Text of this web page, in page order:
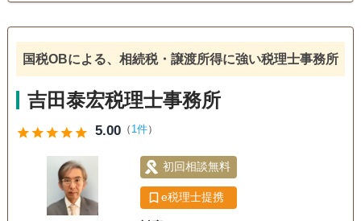
電話相談可 訪問可 女性スタッフ対応可 土日相談可
初回相談無料 18時以降相談可 オンライン面談可
事務所面談可
国税OBによる、相続税・譲渡所得に強い税理士事務所
吉田泰宏税理士事務所
starstarstarstarstar 5.00（ 1件）
初回相談無料
e税理士提携